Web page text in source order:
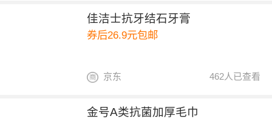
佳洁士抗牙结石牙膏
券后26.9元包邮
462人已查看
京东
金号A类抗菌加厚毛巾